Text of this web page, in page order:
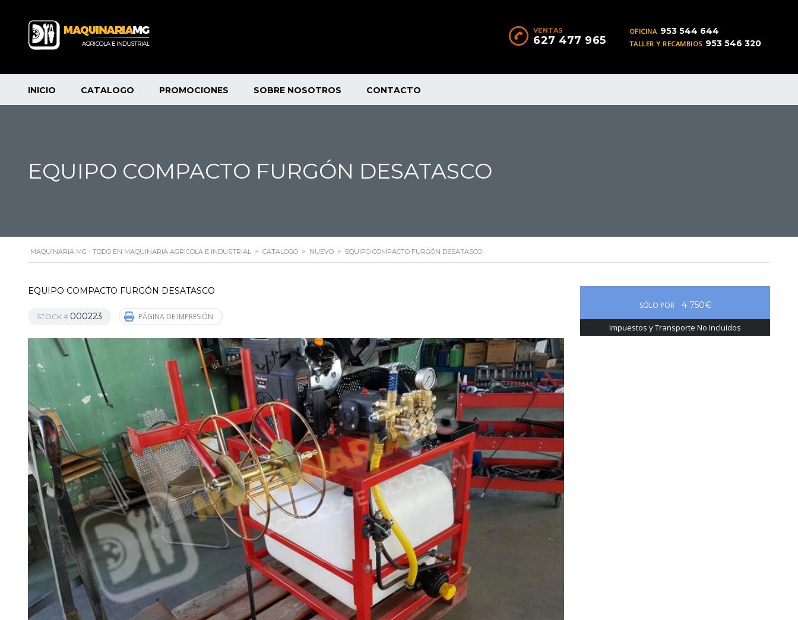
OFICINA 953 544 644
TALLER Y RECAMBIOS 953 546 320
VENTAS
627 477 965
INICIO CATALOGO PROMOCIONES SOBRE NOSOTROS CONTACTO
EQUIPO COMPACTO FURGÓN DESATASCO
MAQUINARIA MG - TODO EN MAQUINARIA AGRICOLA E INDUSTRIAL > CATALOGO > NUEVO > EQUIPO COMPACTO FURGÓN DESATASCO
EQUIPO COMPACTO FURGÓN DESATASCO
STOCK # 000223 PÁGINA DE IMPRESIÓN
SÓLO POR 4 750€
Impuestos y Transporte No Incluidos